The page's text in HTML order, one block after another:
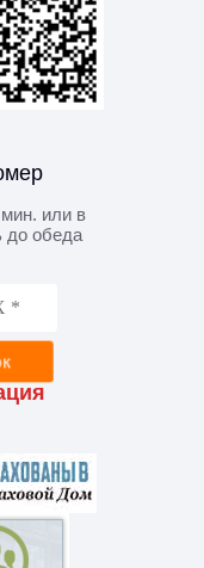
или в
до обеда